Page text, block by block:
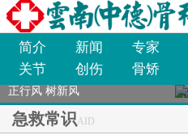
简介 新闻 专家
关节
创伤 骨矫
正行风 树新风
急救常识AID